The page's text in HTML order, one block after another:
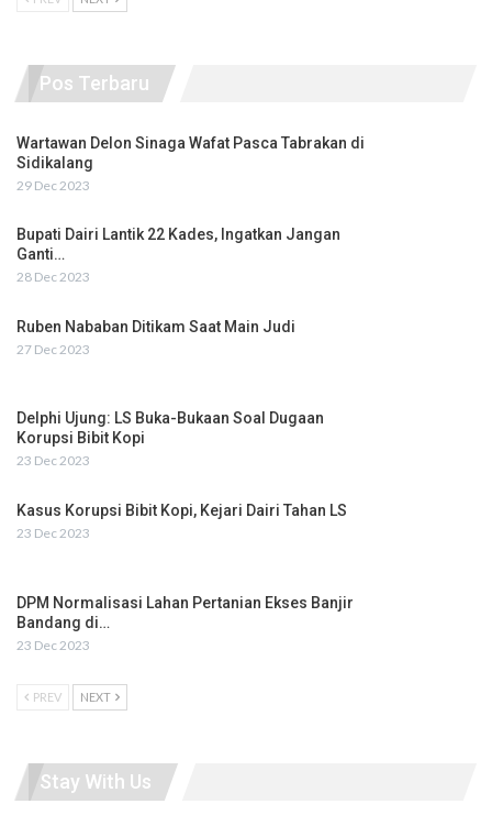
Pos Terbaru
Wartawan Delon Sinaga Wafat Pasca Tabrakan di
Sidikalang
29 Dec 2023
Bupati Dairi Lantik 22 Kades, Ingatkan Jangan
Ganti…
28 Dec 2023
Ruben Nababan Ditikam Saat Main Judi
27 Dec 2023
Delphi Ujung: LS Buka-Bukaan Soal Dugaan
Korupsi Bibit Kopi
23 Dec 2023
Kasus Korupsi Bibit Kopi, Kejari Dairi Tahan LS
23 Dec 2023
DPM Normalisasi Lahan Pertanian Ekses Banjir
Bandang di…
23 Dec 2023
PREV NEXT
Stay With Us